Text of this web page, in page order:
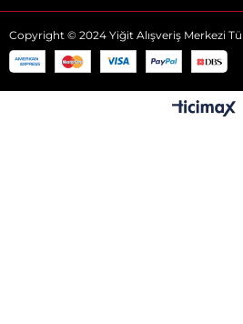
Copyright © 2024 Yiğit Alışveriş Merkezi